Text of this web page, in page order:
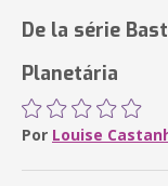
De la série
Planetária
Por Louise